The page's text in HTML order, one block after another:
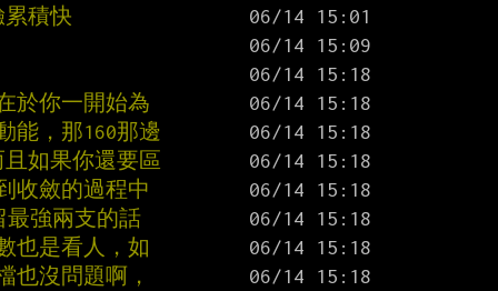
積快
於你一開始為
能，那160那邊
如果你還要區
收斂的過程中
強兩支的話
也是看人，如
也沒問題啊，